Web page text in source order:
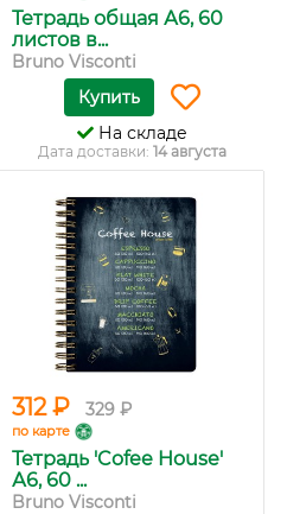
Тетрадь общая А6, 60
листов в...
Bruno Visconti
Купить
На складе
Дата доставки: 14 августа
312 ₽ 329 ₽
по карте
Тетрадь 'Cofee House'
А6, 60 ...
Bruno Visconti